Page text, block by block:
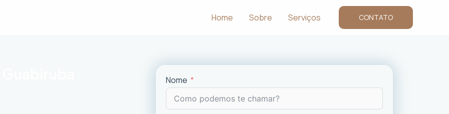
Home Sobre Serviços CONTATO
Nome